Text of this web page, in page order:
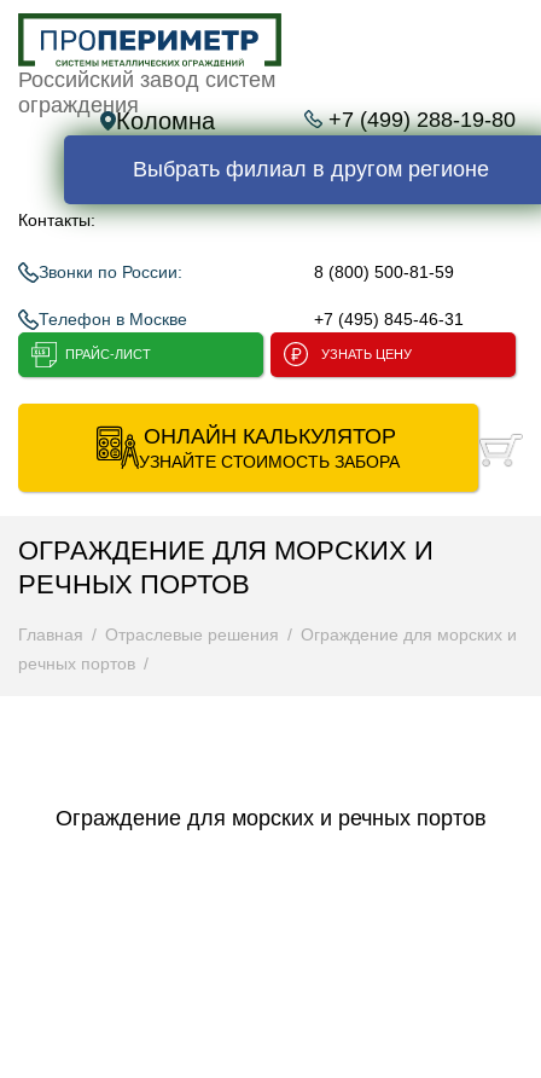
Российский завод систем
ограждения
Коломна +7 (499) 288-19-80
Выбрать филиал в другом регионе
Контакты:
Звонки по России: 8 (800) 500-81-59
Телефон в Москве +7 (495) 845-46-31
ПРАЙС-ЛИСТ УЗНАТЬ ЦЕНУ
ОНЛАЙН КАЛЬКУЛЯТОР
УЗНАЙТЕ СТОИМОСТЬ ЗАБОРА
ОГРАЖДЕНИЕ ДЛЯ МОРСКИХ И
РЕЧНЫХ ПОРТОВ
Главная Отраслевые решения
Ограждение для морских и
речных портов
Ограждение для морских и речных портов